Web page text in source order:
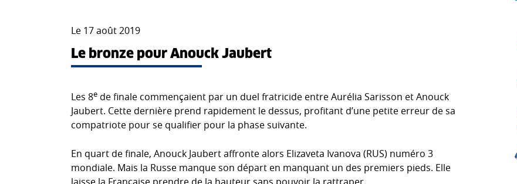
Le 17 août 2019
Le bronze pour Anouck Jaubert
Les 8e de finale commençaient par un duel fratricide entre Aurélia Sarisson et Anouck
Jaubert. Cette dernière prend rapidement le dessus, profitant d’une petite erreur de sa
compatriote pour se qualifier pour la phase suivante.
En quart de finale, Anouck Jaubert affronte alors Elizaveta Ivanova (RUS) numéro 3
mondiale. Mais la Russe manque son départ en manquant un des premiers pieds. Elle